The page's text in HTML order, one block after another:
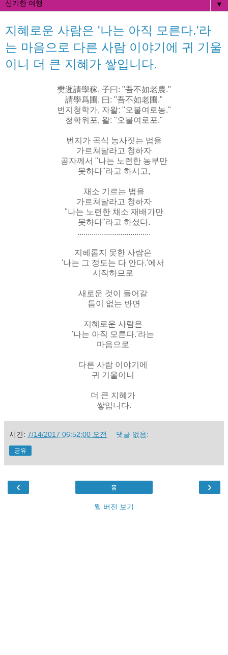
▼
지혜로운 사람은 '나는 아직 모른다.'라
는 마음으로 다른 사람 이야기에 귀 기울
이니 더 큰 지혜가 쌓입니다.
樊遲請學稼, 子曰: "吾不如老農."
請學爲圃, 曰: "吾不如老圃."
번지청학가, 자왈: "오불여로농."
청학위포, 왈: "오불여로포."
번지가 곡식 농사짓는 법을
가르쳐달라고 청하자
공자께서 "나는 노련한 농부만
못하다"라고 하시고,
채소 기르는 법을
가르쳐달라고 청하자
"나는 노련한 채소 재배가만
못하다"라고 하셨다.
....................................
지혜롭지 못한 사람은
'나는 그 정도는 다 안다.'에서
시작하므로
새로운 것이 들어갈
틈이 없는 반면
지혜로운 사람은
'나는 아직 모른다.'라는
마음으로
다른 사람 이야기에
귀 기울이니
더 큰 지혜가
쌓입니다.
시간: 7/14/2017 06:52:00 오전 댓글 없음:
공유
‹ ›
홈
웹 버전 보기